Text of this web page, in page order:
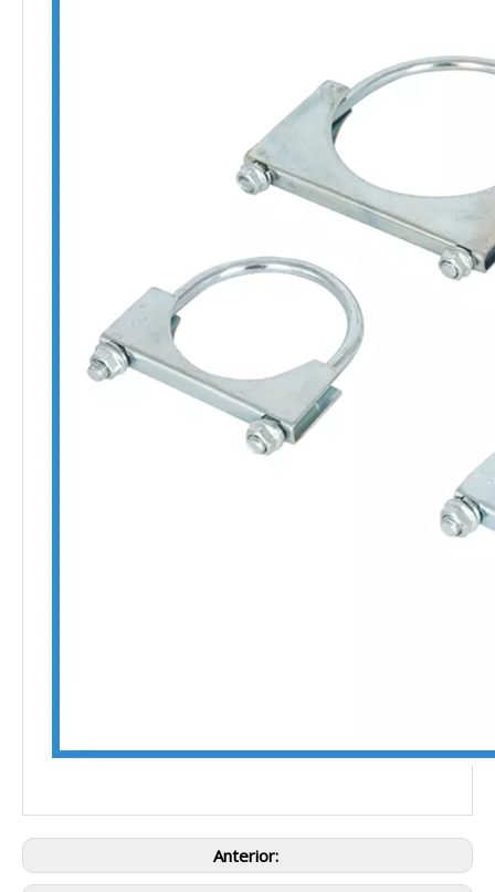
Anterior: